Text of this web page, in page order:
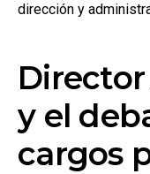
dirección y
Director
y el
cargos